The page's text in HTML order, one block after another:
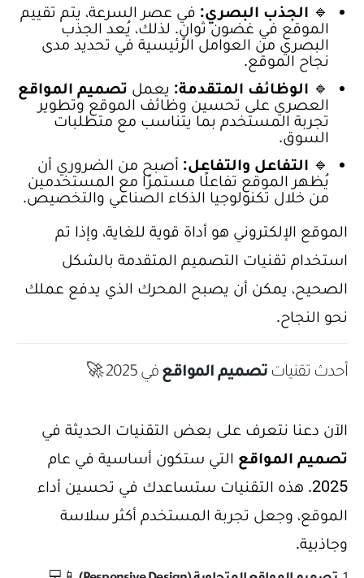
🔹 الجذب البصري: في عصر السرعة، يتم تقييم
الموقع في غضون ثوانٍ. لذلك، يُعد الجذب
البصري من العوامل الرئيسية في تحديد مدى
نجاح الموقع.
🔹 الوظائف المتقدمة: يعمل تصميم المواقع
العصري على تحسين وظائف الموقع وتطوير
تجربة المستخدم بما يتناسب مع متطلبات
السوق.
🔹 التفاعل والتفاعل: أصبح من الضروري أن
يُظهر الموقع تفاعلًا مستمرًا مع المستخدمين
من خلال تكنولوجيا الذكاء الصناعي والتخصيص.
الموقع الإلكتروني هو أداة قوية للغاية، وإذا تم
استخدام تقنيات التصميم المتقدمة بالشكل
الصحيح، يمكن أن يصبح المحرك الذي يدفع عملك
نحو النجاح.
أحدث تقنياتتصميم المواقع في 2025 🚀
الآن دعنا نتعرف على بعض التقنيات الحديثة في
تصميم المواقع التي ستكون أساسية في عام
2025. هذه التقنيات ستساعدك في تحسين أداء
الموقع، وجعل تجربة المستخدم أكثر سلاسة
وجاذبية.